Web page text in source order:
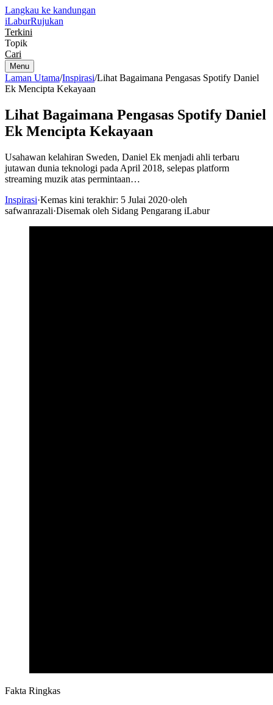
Langkau ke kandungan
iLaburRujukan
Terkini
Topik
Cari
Menu
Laman Utama/Inspirasi/Lihat Bagaimana Pengasas Spotify Daniel
Ek Mencipta Kekayaan
Lihat Bagaimana Pengasas Spotify Daniel
Ek Mencipta Kekayaan
Usahawan kelahiran Sweden, Daniel Ek menjadi ahli terbaru
jutawan dunia teknologi pada April 2018, selepas platform
streaming muzik atas permintaan…
Inspirasi·Kemas kini terakhir: 5 Julai 2020·oleh
safwanrazali·Disemak oleh Sidang Pengarang iLabur
Fakta Ringkas